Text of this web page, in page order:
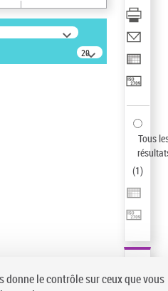
20
résultats/page
Tous
(1)
donne le contrôle sur ceux que vous